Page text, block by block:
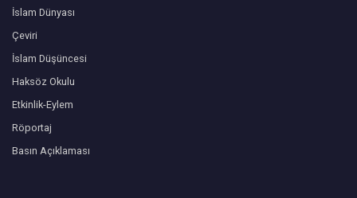
İslam Dünyası
Çeviri
İslam Düşüncesi
Haksöz Okulu
Etkinlik-Eylem
Röportaj
Basın Açıklaması